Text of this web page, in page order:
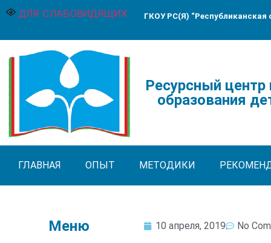
ДЛЯ СЛАБОВИДЯЩИХ ГКОУ РС(Я) “Республиканская
Ресурсный
образования
ГЛАВНАЯ ОПЫТ МЕТОДИКИ
Меню 10 апреля, 2019 No